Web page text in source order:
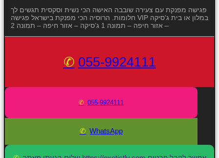
פגישה מפנקת עם צעירה שובבה האישה הכי נשית וסקסית תגשים לך
חלומות. הרוסיה הכי מפנקת בישראל פגישה VIP במלון או בית ג’סיקה
– אזור חיפה – תמונה 1 ג’סיקה – אזור חיפה – תמונה 2
055-9924111
055-9924111
WhatsApp